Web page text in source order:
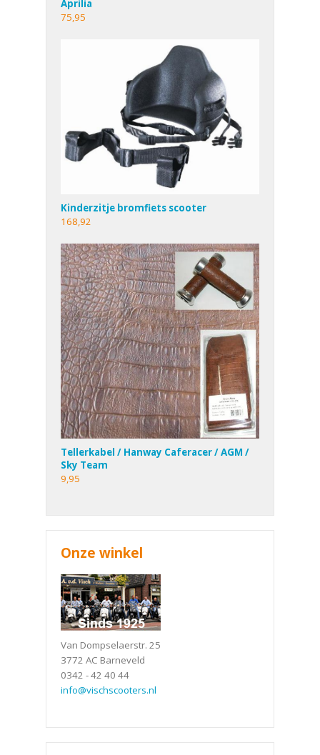
Aprilia
75,95
Kinderzitje bromfiets scooter
168,92
Tellerkabel / Hanway Caferacer / AGM /
Sky Team
9,95
Onze winkel
Van Dompselaerstr. 25
3772 AC Barneveld
0342 - 42 40 44
info@vischscooters.nl